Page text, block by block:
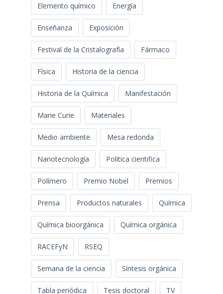
Elemento químico Energía
Enseñanza Exposición
Festival de la Cristalografía Fármaco
Física Historia de la ciencia
Historia de la Química Manifestación
Marie Curie Materiales
Medio ambiente Mesa redonda
Nanotecnología Politica cientifica
Polímero Premio Nobel Premios
Prensa Productos naturales Química
Química bioorgánica Química orgánica
RACEFyN RSEQ
Semana de la ciencia Síntesis orgánica
Tabla periódica Tesis doctoral TV